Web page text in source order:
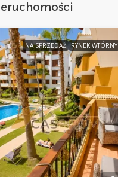
NA SPRZEDAŻ RYNEK WTÓRNY